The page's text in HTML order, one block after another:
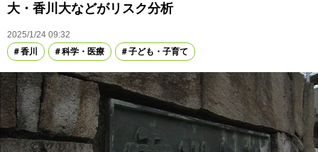
大・香川大などがリスク分析
2025/1/24 09:32
香川
科学・医療 子ども・子育て